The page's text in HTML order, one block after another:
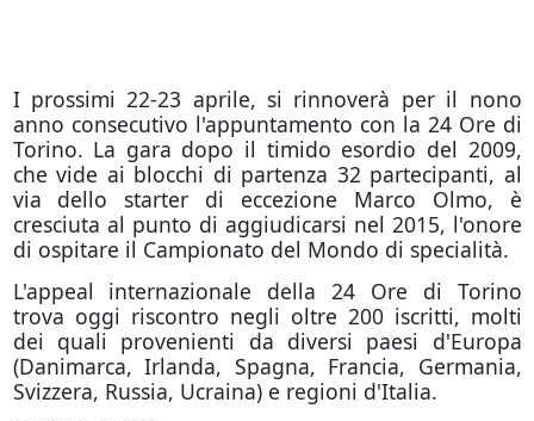
I prossimi 22-23 aprile, si rinnoverà per il nono
anno consecutivo l'appuntamento con la 24 Ore di
Torino. La gara dopo il timido esordio del 2009,
che vide ai blocchi di partenza 32 partecipanti, al
via dello starter di eccezione Marco Olmo, è
cresciuta al punto di aggiudicarsi nel 2015, l'onore
di ospitare il Campionato del Mondo di specialità.
L'appeal internazionale della 24 Ore di Torino
trova oggi riscontro negli oltre 200 iscritti, molti
dei quali provenienti da diversi paesi d'Europa
(Danimarca, Irlanda, Spagna, Francia, Germania,
Svizzera, Russia, Ucraina) e regioni d'Italia.